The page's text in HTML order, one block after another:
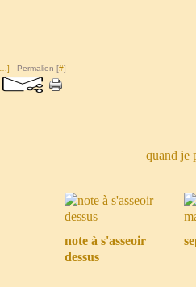
] - Permalien [#]
quand je
note à s'asseoir
dessus